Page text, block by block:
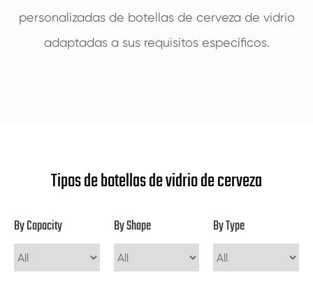
personalizadas de botellas de cerveza de vidrio
adaptadas a sus requisitos específicos.
Tipos de botellas de vidrio de cerveza
By Capacity By Shape By Type